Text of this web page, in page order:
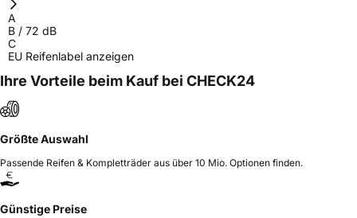
A
B / 72 dB
C
EU Reifenlabel anzeigen
Ihre Vorteile beim Kauf bei CHECK24
Größte Auswahl
Passende Reifen & Kompletträder aus über 10 Mio. Optionen finden.
Günstige Preise